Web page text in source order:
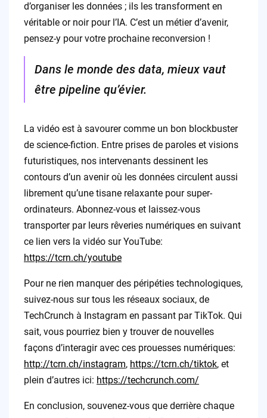
d’organiser les données ; ils les transforment en
véritable or noir pour l’IA. C’est un métier d’avenir,
pensez-y pour votre prochaine reconversion !
Dans le monde des data, mieux vaut
être pipeline qu’évier.
La vidéo est à savourer comme un bon blockbuster
de science-fiction. Entre prises de paroles et visions
futuristiques, nos intervenants dessinent les
contours d’un avenir où les données circulent aussi
librement qu’une tisane relaxante pour super-
ordinateurs. Abonnez-vous et laissez-vous
transporter par leurs rêveries numériques en suivant
ce lien vers la vidéo sur YouTube:
https://tcrn.ch/youtube
Pour ne rien manquer des péripéties technologiques,
suivez-nous sur tous les réseaux sociaux, de
TechCrunch à Instagram en passant par TikTok. Qui
sait, vous pourriez bien y trouver de nouvelles
façons d’interagir avec ces prouesses numériques:
http://tcrn.ch/instagram, https://tcrn.ch/tiktok, et
plein d’autres ici: https://techcrunch.com/
En conclusion, souvenez-vous que derrière chaque